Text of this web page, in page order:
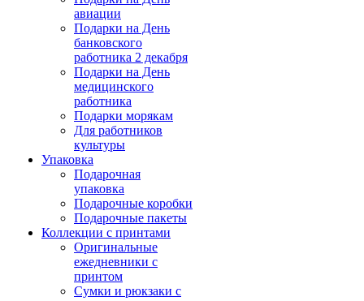
авиации
Подарки на День
банковского
работника 2 декабря
Подарки на День
медицинского
работника
Подарки морякам
Для работников
культуры
Упаковка
Подарочная
упаковка
Подарочные коробки
Подарочные пакеты
Коллекции с принтами
Оригинальные
ежедневники с
принтом
Сумки и рюкзаки с